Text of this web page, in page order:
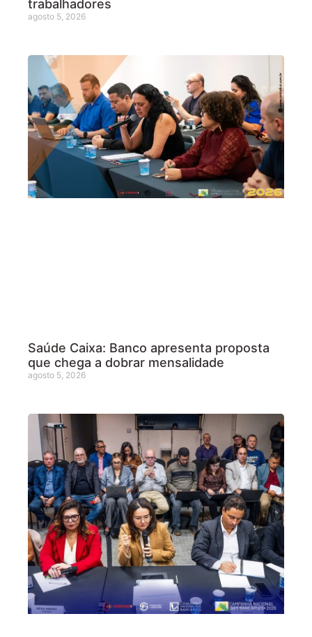
trabalhadores
agosto 5, 2026
Saúde Caixa: Banco apresenta proposta
que chega a dobrar mensalidade
agosto 5, 2026